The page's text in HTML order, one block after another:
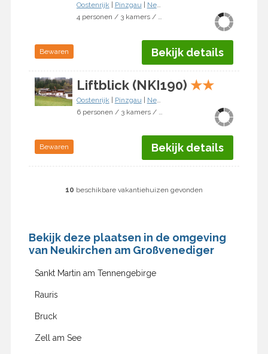
Oostenrijk Pinzgau
Neukirchen am Großvenediger
4 personen / 3 kamers / 2 slaapkamers
Bewaren Bekijk details
Liftblick (NKI190) ★★
Oostenrijk Pinzgau
Neukirchen am Großvenediger
6 personen / 3 kamers / 2 slaapkamers
Bewaren Bekijk details
10 beschikbare vakantiehuizen gevonden
Bekijk deze plaatsen in de omgeving
van Neukirchen am Großvenediger
Sankt Martin am Tennengebirge
Rauris
Bruck
Zell am See